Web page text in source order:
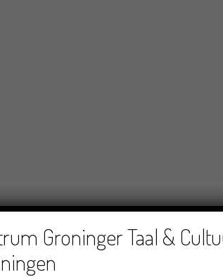
Groninger Taal &